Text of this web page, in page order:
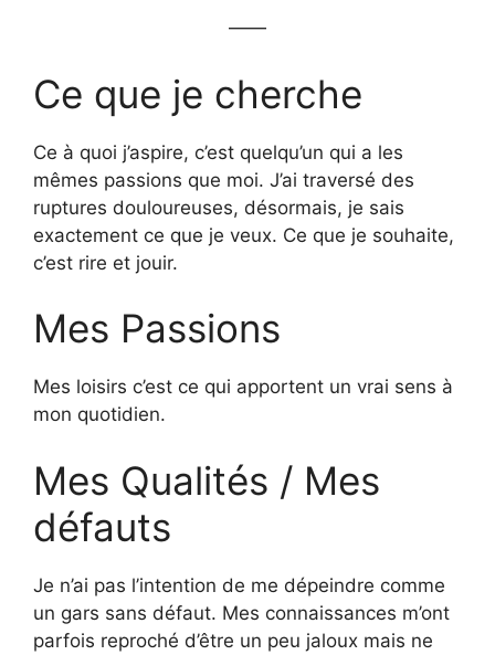
——
Ce que je cherche
Ce à quoi j’aspire, c’est quelqu’un qui a les
mêmes passions que moi. J’ai traversé des
ruptures douloureuses, désormais, je sais
exactement ce que je veux. Ce que je souhaite,
c’est rire et jouir.
Mes Passions
Mes loisirs c’est ce qui apportent un vrai sens à
mon quotidien.
Mes Qualités / Mes
défauts
Je n’ai pas l’intention de me dépeindre comme
un gars sans défaut. Mes connaissances m’ont
parfois reproché d’être un peu jaloux mais ne